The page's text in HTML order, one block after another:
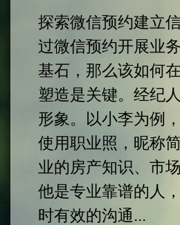
探索微信预约建立
过微信预约开展业
基石，那么该如何
塑造是关键。经纪
形象。以小李为例
使用职业照，昵称
业的房产知识、市
他是专业靠谱的人
时有效的沟通...